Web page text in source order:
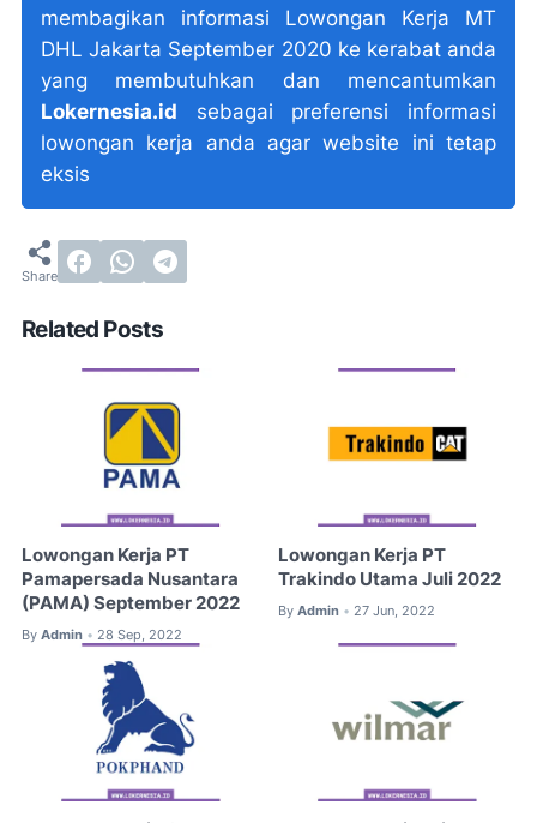
membagikan informasi Lowongan Kerja MT
DHL Jakarta September 2020 ke kerabat anda
yang membutuhkan dan mencantumkan
Lokernesia.id sebagai preferensi informasi
lowongan kerja anda agar website ini tetap
eksis
Related Posts
Lowongan Kerja PT
Pamapersada Nusantara
(PAMA) September 2022
By Admin • 28 Sep, 2022
Lowongan Kerja PT
Trakindo Utama Juli 2022
By Admin • 27 Jun, 2022